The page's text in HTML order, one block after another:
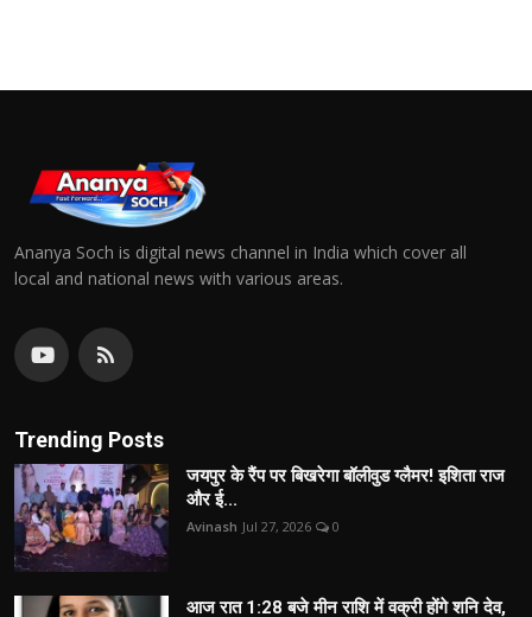
Ananya Soch is digital news channel in India which cover all
local and national news with various areas.
Trending Posts
जयपुर के रैंप पर बिखरेगा बॉलीवुड ग्लैमर! इशिता राज
और ई...
Avinash Jul 27, 2026 0
आज रात 1:28 बजे मीन राशि में वक्री होंगे शनि देव,